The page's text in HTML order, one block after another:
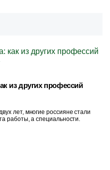
из других профессий
лет, многие россияне стали
работы, а специальности.